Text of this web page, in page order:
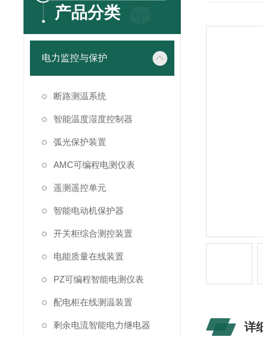
产品分类
电力监控与保护
断路测温系统
智能温度湿度控制器
弧光保护装置
AMC可编程电测仪表
遥测遥控单元
智能电动机保护器
开关柜综合测控装置
电能质量在线装置
PZ可编程智能电测仪表
配电柜在线测温装置
剩余电流智能电力继电器 详